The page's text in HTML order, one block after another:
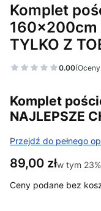
Komplet
160x200cm
TYLKO Z
0.00
Komplet
NAJLEPSZE
Przejdź do pełnego
Cena
89,00 złw tym 23%
w tym 23%
Ceny podane bez